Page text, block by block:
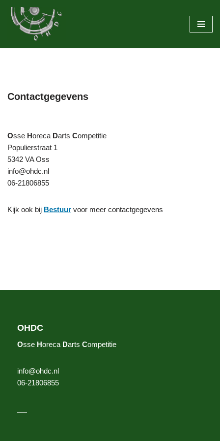
Ga
de
Contactgegevens
Osse Horeca Darts Competitie
Populierstraat 1
5342 VA Oss
info@ohdc.nl
06-21806855
Kijk ook bij Bestuur voor meer contactgegevens
OHDC
Osse Horeca Darts Competitie
info@ohdc.nl
06-21806855